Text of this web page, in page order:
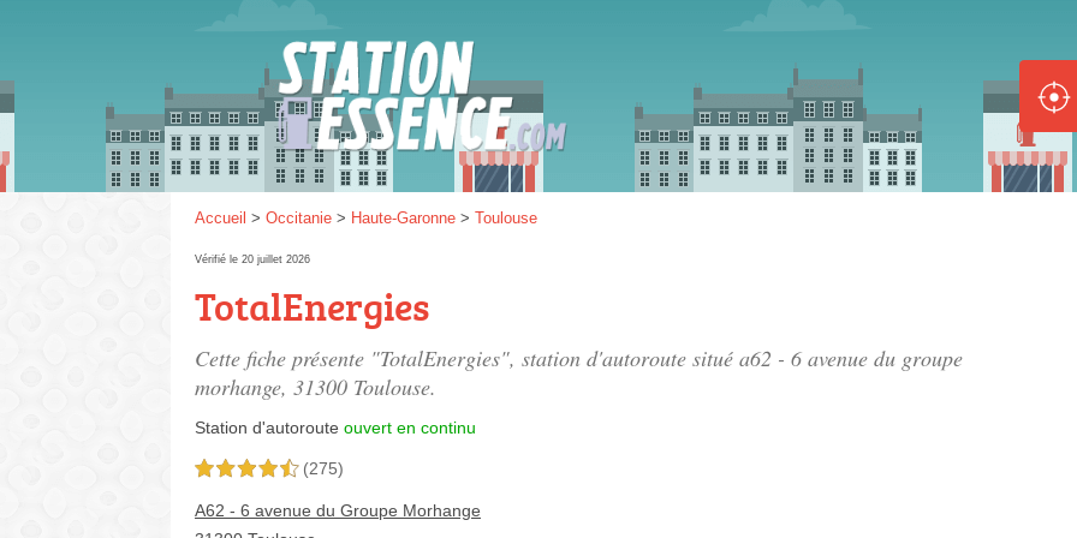
Accueil > Occitanie > Haute-Garonne > Toulouse
Vérifié le 20 juillet 2026
TotalEnergies
Cette fiche présente "TotalEnergies", station d'autoroute situé a62 - 6 avenue du groupe
morhange, 31300 Toulouse.
Station d'autoroute ouvert en continu
4,5 étoiles sur 5 (275)
A62 - 6 avenue du Groupe Morhange
Gazole :
Disponible Épuisé
SP 98 :
Disponible Épuisé